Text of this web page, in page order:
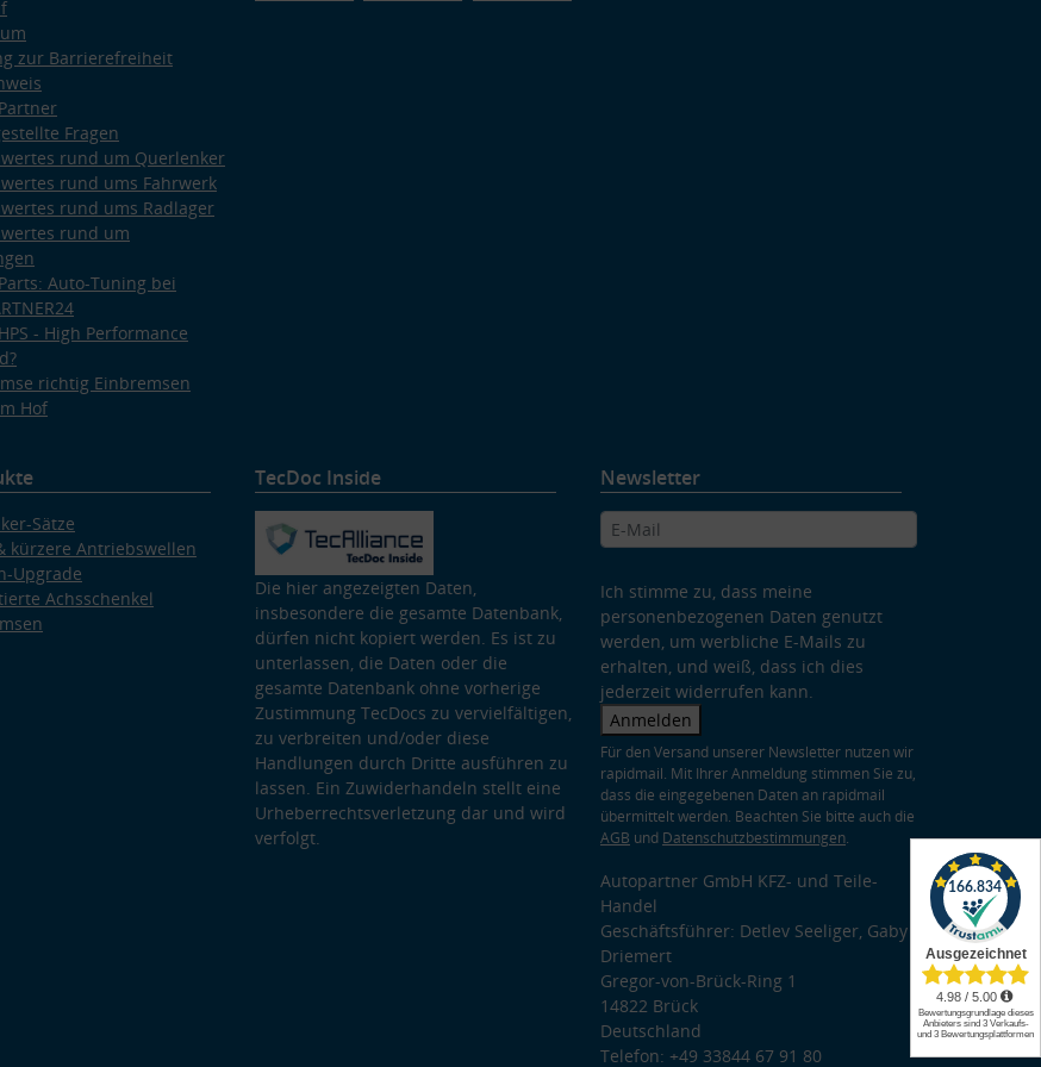
zur Barrierefreiheit
Fragen
rund um Querlenker
rund ums Fahrwerk
rund ums Radlager
rund um
Auto-Tuning bei
- High Performance
richtig Einbremsen
Hof
Sätze
kürzere Antriebswellen
Upgrade
Achsschenkel
TecDoc Inside
Die hier angezeigten Daten,
insbesondere die gesamte Datenbank,
dürfen nicht kopiert werden. Es ist zu
unterlassen, die Daten oder die
gesamte Datenbank ohne vorherige
Zustimmung TecDocs zu vervielfältigen,
zu verbreiten und/oder diese
Handlungen durch Dritte ausführen zu
lassen. Ein Zuwiderhandeln stellt eine
Urheberrechtsverletzung dar und wird
verfolgt.
Newsletter
Ich stimme zu, dass meine
personenbezogenen Daten genutzt
werden, um werbliche E-Mails zu
erhalten, und weiß, dass ich dies
jederzeit widerrufen kann.
Anmelden
Für den Versand unserer Newsletter nutzen wir
rapidmail. Mit Ihrer Anmeldung stimmen Sie zu,
dass die eingegebenen Daten an rapidmail
übermittelt werden. Beachten Sie bitte auch die
AGB und Datenschutzbestimmungen.
Autopartner GmbH KFZ- und Teile-
Handel
Geschäftsführer: Detlev Seeliger, Gaby
Driemert
Gregor-von-Brück-Ring 1
14822 Brück
Deutschland
Telefon: +49 33844 67 91 80